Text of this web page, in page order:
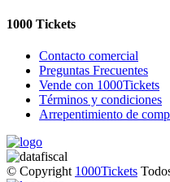
1000 Tickets
Contacto comercial
Preguntas Frecuentes
Vende con 1000Tickets
Términos y condiciones
Arrepentimiento de
© Copyright 1000Tickets